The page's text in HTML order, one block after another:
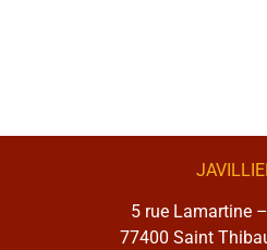
5 rue Lamartine
77400 Saint